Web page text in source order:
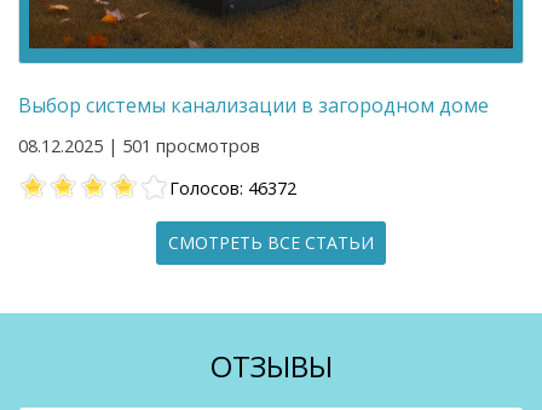
Выбор системы канализации в загородном доме
08.12.2025 | 501 просмотров
Голосов: 46372
СМОТРЕТЬ ВСЕ СТАТЬИ
ОТЗЫВЫ